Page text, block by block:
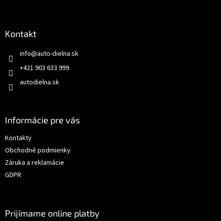
Kontakt
info@auto-dielna.sk
+421 903 633 999
autodielna.sk
Informácie pre vás
Kontakty
Obchodné podmienky
Záruka a reklamácie
GDPR
Prijímame online platby